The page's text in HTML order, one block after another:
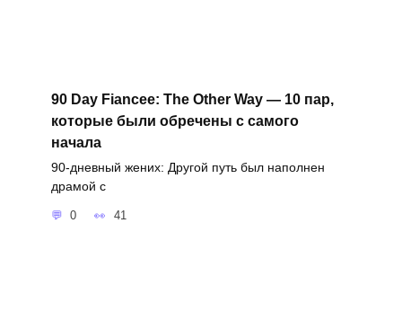
90 Day Fiancee: The Other Way — 10 пар,
которые были обречены с самого
начала
90-дневный жених: Другой путь был наполнен
драмой с
0 41